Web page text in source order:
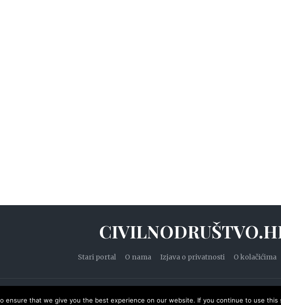
Stari portal O nama Izjava o privatnosti O kolačićima
ensure that we give you the best experience on our website. If you continue to use